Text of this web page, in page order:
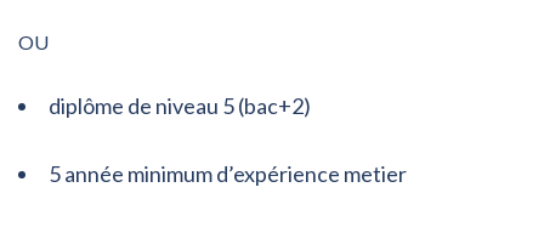
OU
diplôme de niveau 5 (bac+2)
5 année minimum d’expérience metier